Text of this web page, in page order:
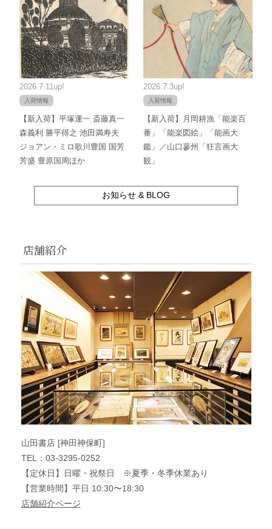
2026.7.11up!
入荷情報
【新入荷】平塚運一 斎藤真一
森義利 勝平得之 池田満寿夫
ジョアン・ミロ歌川豊国 国芳
芳盛 豊原国周ほか
2026.7.3up!
入荷情報
【新入荷】月岡耕漁「能楽百
番」「能楽図絵」「能画大
鑑」／山口蓼州「狂言画大
観」
お知らせ & BLOG
店舗紹介
山田書店 [神田神保町]
TEL：03-3295-0252
【定休日】日曜・祝祭日 ※夏季・冬季休業あり
【営業時間】平日 10:30〜18:30
店舗紹介ページ